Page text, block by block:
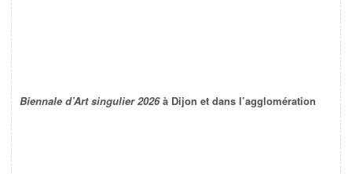
Biennale d’Art singulier 2026à Dijon et dans l’agglomération